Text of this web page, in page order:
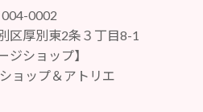
004-0002
区厚別東2条３丁目8-1
ジショップ】
ョップ＆アトリエ